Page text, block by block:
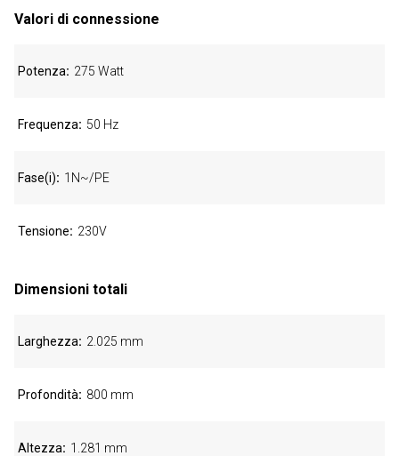
Valori di connessione
Potenza 275 Watt
Frequenza 50 Hz
Fase(i) 1N~/PE
Tensione 230V
Dimensioni totali
Larghezza 2.025 mm
Profondità 800 mm
Altezza 1.281 mm